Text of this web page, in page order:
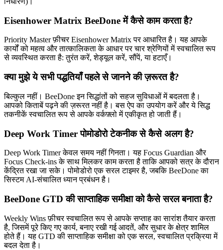
Eisenhower Matrix BeeDone में कैसे काम करता है?
Priority Master फ़ीचर Eisenhower Matrix पर आधारित है। यह आपके
कार्यों को महत्व और तात्कालिकता के आधार पर चार श्रेणियों में स्वचालित रूप
से व्यवस्थित करता है: तुरंत करें, शेड्यूल करें, सौंपें, या हटाएँ।
क्या मुझे ये सभी पद्धतियाँ पहले से जानने की ज़रूरत है?
बिल्कुल नहीं। BeeDone इन सिद्धांतों को सहज सुविधाओं में बदलता है।
आपको किताबें पढ़ने की ज़रूरत नहीं है। बस ऐप का उपयोग करें और ये सिद्ध
तकनीकें स्वचालित रूप से आपके वर्कफ़्लो में एकीकृत हो जाती हैं।
Deep Work Timer पोमोडोरो टेकनीक से कैसे अलग है?
Deep Work Timer केवल समय नहीं गिनता। यह Focus Guardian और
Focus Check-ins के साथ मिलकर काम करता है ताकि आपको सत्र के दौरान
केंद्रित रखा जा सके। पोमोडोरो एक सरल टाइमर है, जबकि BeeDone का
सिस्टम AI-संचालित ध्यान प्रबंधन है।
BeeDone GTD की साप्ताहिक समीक्षा को कैसे सरल बनाता है?
Weekly Wins फ़ीचर स्वचालित रूप से आपके सप्ताह का सारांश तैयार करता
है, जिसमें पूरे किए गए कार्य, बनाए रखी गई आदतें, और सुधार के क्षेत्र शामिल
होते हैं। यह GTD की साप्ताहिक समीक्षा को एक सरल, स्वचालित प्रक्रिया में
बदल देता है।